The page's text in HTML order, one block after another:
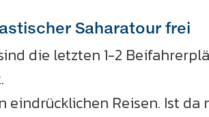
Saharatour frei
die letzten 1-2
Reisen. Ist